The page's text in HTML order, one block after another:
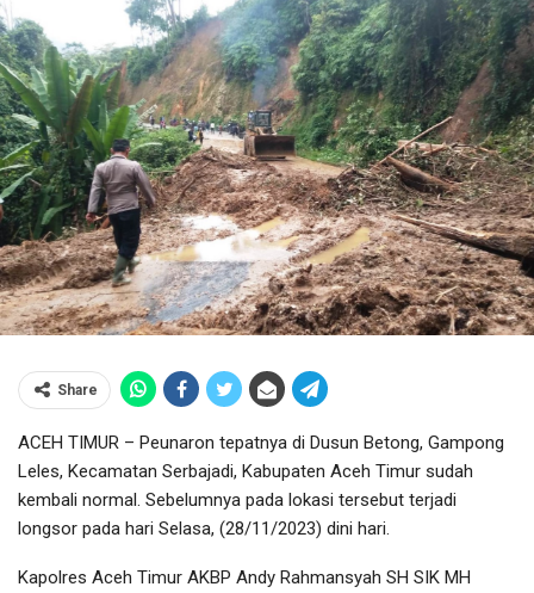
Share
ACEH TIMUR – Peunaron tepatnya di Dusun Betong, Gampong
Leles, Kecamatan Serbajadi, Kabupaten Aceh Timur sudah
kembali normal. Sebelumnya pada lokasi tersebut terjadi
longsor pada hari Selasa, (28/11/2023) dini hari.
Kapolres Aceh Timur AKBP Andy Rahmansyah SH SIK MH